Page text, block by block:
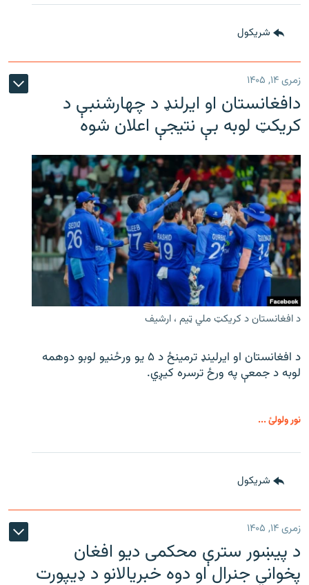
شريکول
زمری ۱۴, ۱۴۰۵
دافغانستان او ایرلنډ د چهارشنبې د
کریکټ لوبه بې نتیجې اعلان شوه
د افغانستان د کریکټ ملي ټیم ، ارشیف
د افغانستان او ایرلینډ ترمینځ د ۵ یو ورځنیو لوبو دوهمه
لوبه د جمعې په ورځ ترسره کیږي.
نور ولولئ ...
شريکول
زمری ۱۴, ۱۴۰۵
د پیښور سترې محکمی دیو افغان
پخواني جنرال او دوه خبریالانو د ډیپورت